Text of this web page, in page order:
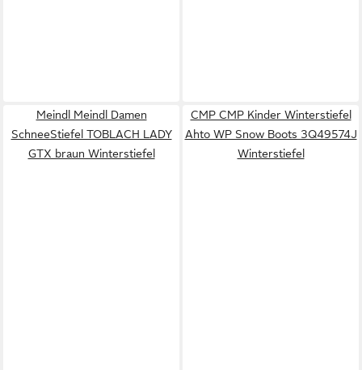
Meindl Meindl Damen
SchneeStiefel TOBLACH LADY
GTX braun Winterstiefel
CMP CMP Kinder Winterstiefel
Ahto WP Snow Boots 3Q49574J
Winterstiefel